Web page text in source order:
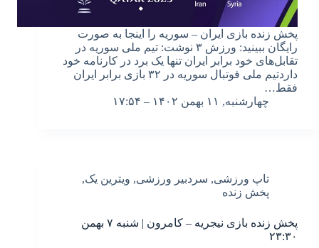
پخش زنده بازی ایران – سوریه را اینجا به صورت
رایگان ببینید: ورزش ۳ نوشت: تیم ملی سوریه در
تقابل‌های خود برابر ایران تنها یک برد در کارنامه خود
داردتیم ملی فوتبال سوریه در ۳۲ بازی برابر ایران
فقط…
چهارشنبه, ۱۱ بهمن ۱۴۰۲ – ۱۷:۵۴
تاپ ورزشی, سردبیر ورزشی, ویترین یک,
پخش زنده
پخش زنده بازی نیجریه – کامرون | شنبه ۷ بهمن
۲۳:۳۰